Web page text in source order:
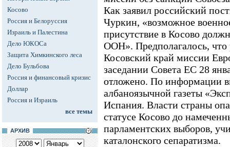
Косово
Россия и Белоруссия
Израиль и Палестина
Дело ЮКОСа
Защита Химкинского леса
Дело Бульбова
Россия и финансовый кризис
Доллар
Россия и Израиль
все темы
АРХИВ
Как заявил российский
Чуркин, «возможное
присутствие в Косово
ООН». Предполагалось,
Косовский край миссии
заседании Совета ЕС 28
отложено. По информации
албаноязычной газеты
Испания. Власти страны
статусе Косово до
парламентских выборов,
каталонского сепаратизма.